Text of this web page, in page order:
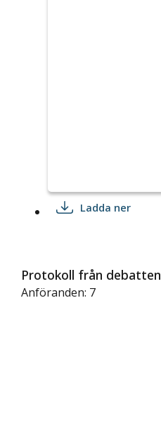
Ladda ner
Protokoll från debatten
Anföranden: 7